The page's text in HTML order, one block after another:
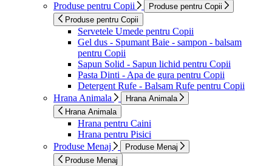
Produse pentru Copii
Produse pentru Copii
Produse pentru Copii
Servetele Umede pentru Copii
Gel dus - Spumant Baie - sampon - balsam
pentru Copii
Sapun Solid - Sapun lichid pentru Copii
Pasta Dinti - Apa de gura pentru Copii
Detergent Rufe - Balsam Rufe pentru Copii
Hrana Animala
Hrana Animala
Hrana Animala
Hrana pentru Caini
Hrana pentru Pisici
Produse Menaj
Produse Menaj
Produse Menaj